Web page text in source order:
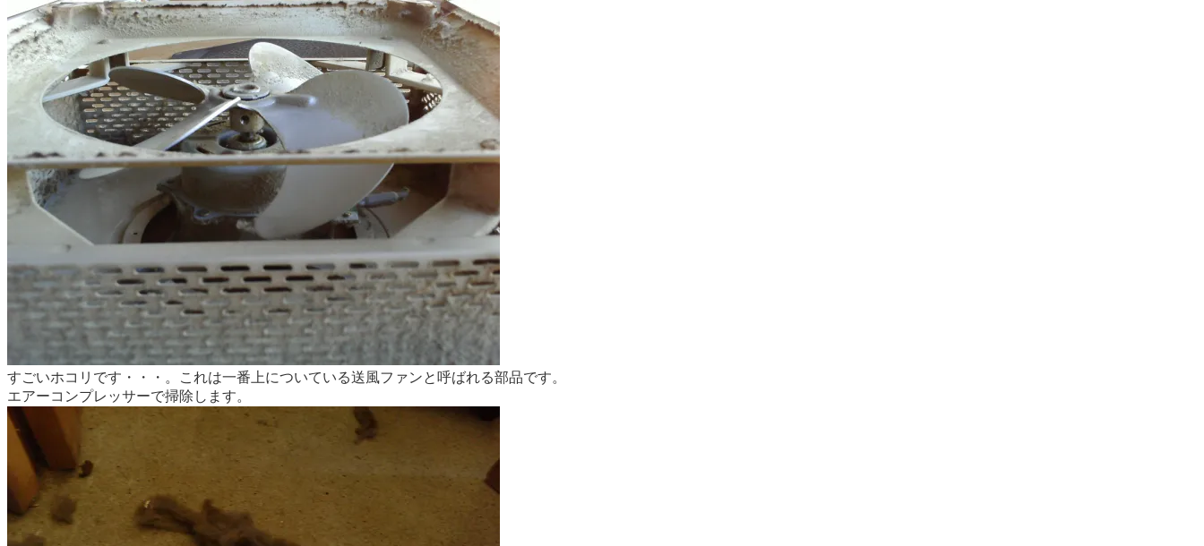
すごいホコリです・・・。これは一番上についている送風ファンと呼ばれる部品です。
エアーコンプレッサーで掃除します。